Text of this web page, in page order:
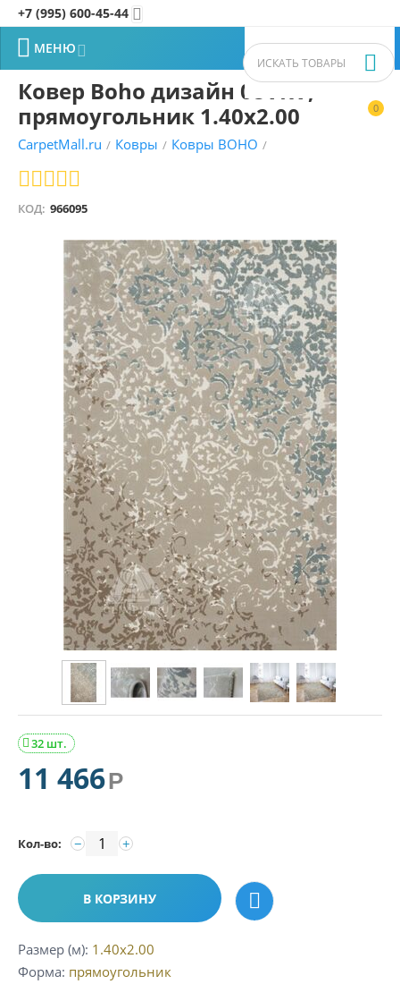
+7 (995) 600-45-44 
0


 МЕНЮ
Ковер Boho дизайн 08VKV,
прямоугольник 1.40x2.00
CarpetMall.ru / Ковры / Ковры BOHO /
КОД: 966095
32 шт.

11 466Р
Кол-во: +
−
В КОРЗИНУ
Размер (м) 1.40x2.00
Форма прямоугольник